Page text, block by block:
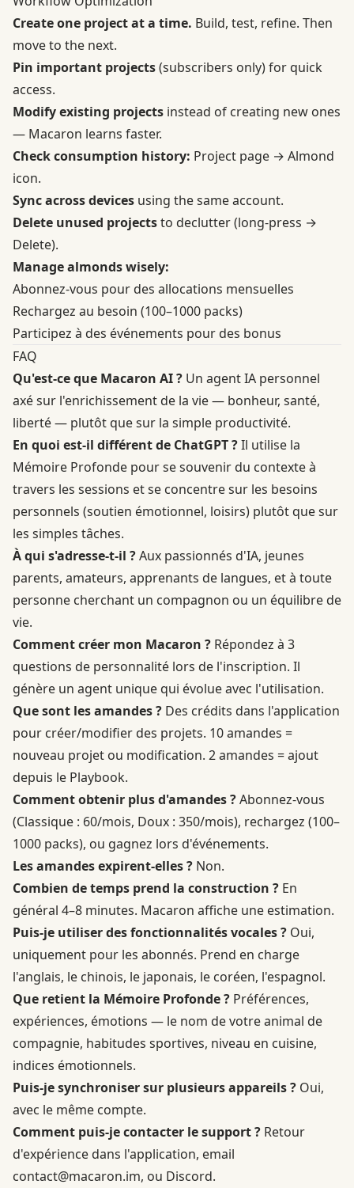
Create one project at a time. Build, test, refine. Then
move to the next.
Pin important projects(subscribers only) for quick
access.
Modify existing projects instead of creating new ones
— Macaron learns faster.
Check consumption history: Project page → Almond
icon.
Sync across devices using the same account.
Delete unused projectsto declutter (long-press →
Delete).
Manage almonds wisely:
Abonnez-vous pour des allocations mensuelles
Rechargez au besoin (100–1000 packs)
Participez à des événements pour des bonus
FAQ
Qu'est-ce que Macaron AI ? Un agent IA personnel
axé sur l'enrichissement de la vie — bonheur, santé,
liberté — plutôt que sur la simple productivité.
En quoi est-il différent de ChatGPT ?Il utilise la
Mémoire Profonde pour se souvenir du contexte à
travers les sessions et se concentre sur les besoins
personnels (soutien émotionnel, loisirs) plutôt que sur
les simples tâches.
À qui s'adresse-t-il ?Aux passionnés d'IA, jeunes
parents, amateurs, apprenants de langues, et à toute
personne cherchant un compagnon ou un équilibre de
vie.
Comment créer mon Macaron ? Répondez à 3
questions de personnalité lors de l'inscription. Il
génère un agent unique qui évolue avec l'utilisation.
Que sont les amandes ? Des crédits dans l'application
pour créer/modifier des projets. 10 amandes =
nouveau projet ou modification. 2 amandes = ajout
depuis le Playbook.
Comment obtenir plus d'amandes ?Abonnez-vous
(Classique : 60/mois, Doux : 350/mois), rechargez (100–
1000 packs), ou gagnez lors d'événements.
Les amandes expirent-elles ? Non.
Combien de temps prend la construction ? En
général 4–8 minutes. Macaron affiche une estimation.
Puis-je utiliser des fonctionnalités vocales ? Oui,
uniquement pour les abonnés. Prend en charge
l'anglais, le chinois, le japonais, le coréen, l'espagnol.
Que retient la Mémoire Profonde ? Préférences,
expériences, émotions — le nom de votre animal de
compagnie, habitudes sportives, niveau en cuisine,
indices émotionnels.
Puis-je synchroniser sur plusieurs appareils ? Oui,
avec le même compte.
Comment puis-je contacter le support ? Retour
d'expérience dans l'application, email
contact@macaron.im, ou Discord.